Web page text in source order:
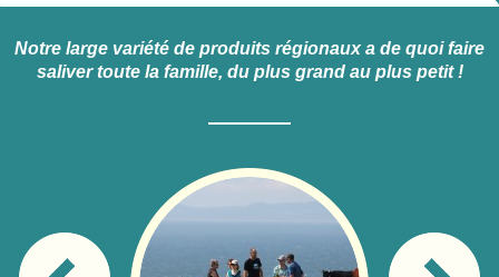
Notre large variété de produits régionaux a de quoi faire
saliver toute la famille, du plus grand au plus petit !